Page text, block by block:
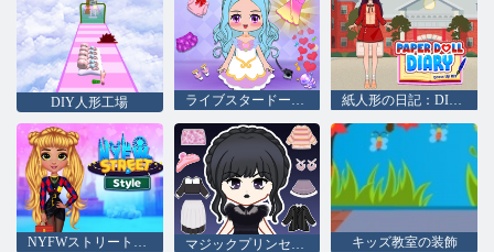
DIY人形工場 ライブスタードールドレスアップ 紙人形の日記：DIYをドレスアップします
NYFWストリートスタイル キッズ教室の装飾